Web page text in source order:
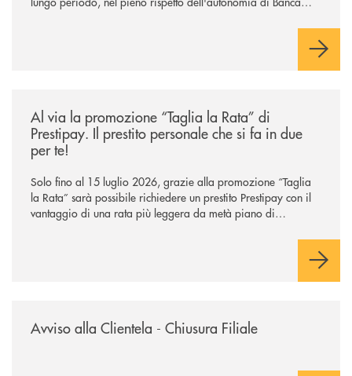
negoziazione esclusiva per la finalizzazione dell’operazione.
Al via la promozione “Taglia la Rata” di
Prestipay. Il prestito personale che si fa in due
per te!
Solo fino al 15 luglio 2026, grazie alla promozione “Taglia
la Rata” sarà possibile richiedere un prestito Prestipay con il
vantaggio di una rata più leggera da metà piano di
Avviso alla Clientela - Chiusura Filiale